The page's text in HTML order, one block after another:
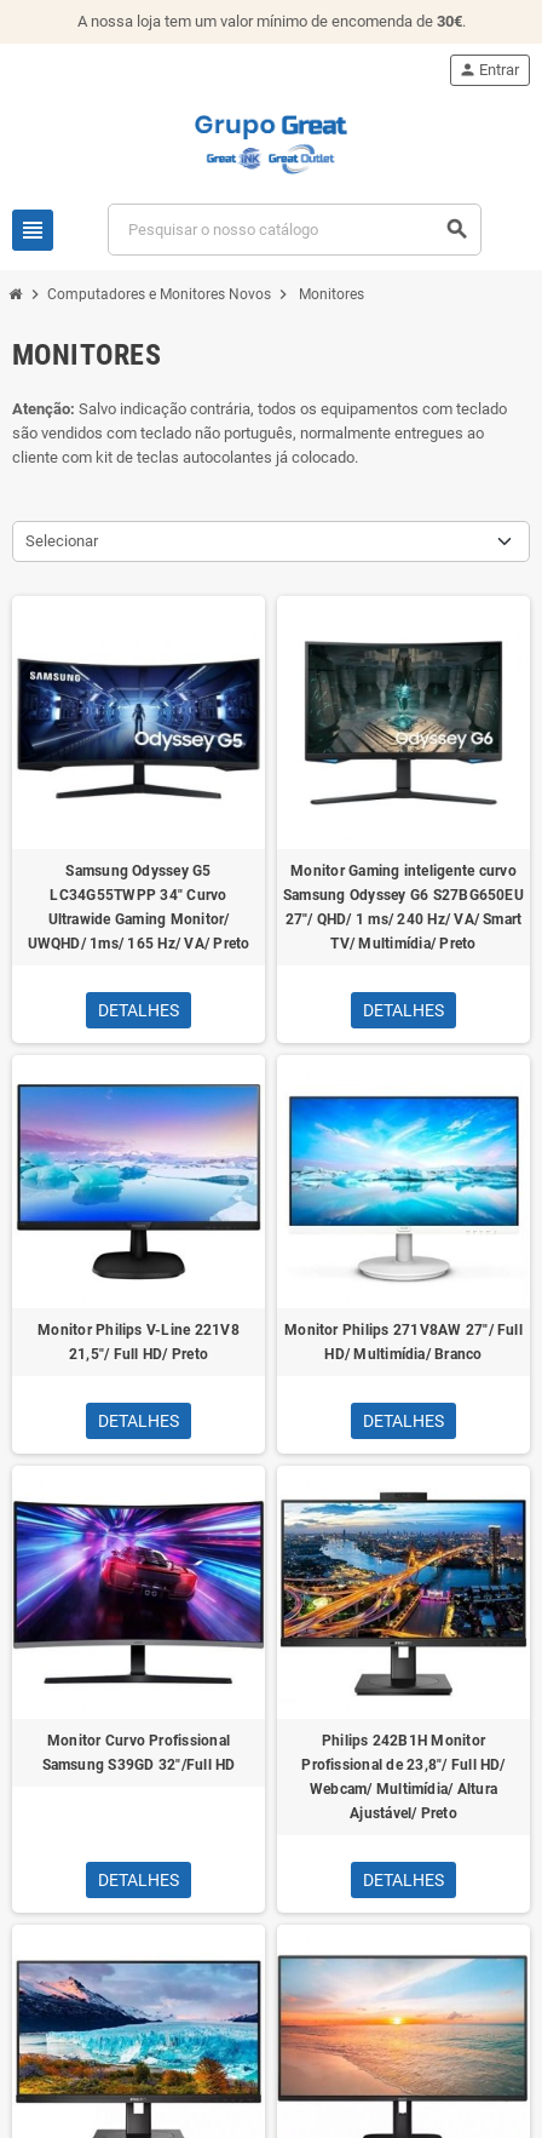
A nossa loja tem um valor mínimo de encomenda de 30€.
view_headline search
person Entrar
chevron_right Computadores e Monitores Novos chevron_right Monitores
MONITORES
Atenção: Salvo indicação contrária, todos os equipamentos com teclado
são vendidos com teclado não português, normalmente entregues ao
cliente com kit de teclas autocolantes já colocado.
Selecionar
Samsung Odyssey G5
LC34G55TWPP 34" Curvo
Ultrawide Gaming Monitor/
UWQHD/ 1ms/ 165 Hz/ VA/ Preto
DETALHES
Monitor Gaming inteligente curvo
Samsung Odyssey G6 S27BG650EU
27"/ QHD/ 1 ms/ 240 Hz/ VA/ Smart
TV/ Multimídia/ Preto
DETALHES
Monitor Philips V-Line 221V8
21,5"/ Full HD/ Preto
DETALHES
Monitor Philips 271V8AW 27"/ Full
HD/ Multimídia/ Branco
DETALHES
Monitor Curvo Profissional
Samsung S39GD 32"/Full HD
DETALHES
Philips 242B1H Monitor
Profissional de 23,8"/ Full HD/
Webcam/ Multimídia/ Altura
Ajustável/ Preto
DETALHES